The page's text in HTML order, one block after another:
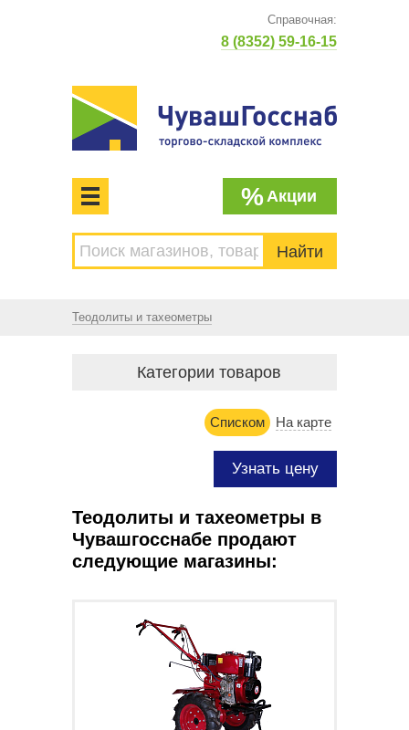
Справочная:
8 (8352) 59-16-15
МЕНЮ
%Акции
Теодолиты и тахеометры
Категории товаров
На карте
Списком
Узнать цену
Теодолиты и тахеометры в
Чувашгосснабе продают
следующие магазины: